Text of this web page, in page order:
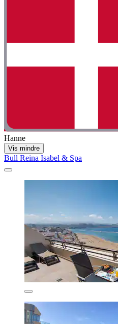
Hanne
Vis mindre
Bull Reina Isabel & Spa